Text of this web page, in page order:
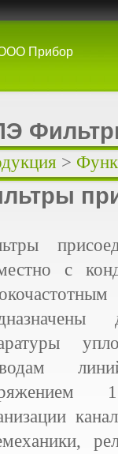
Прибор
>
с